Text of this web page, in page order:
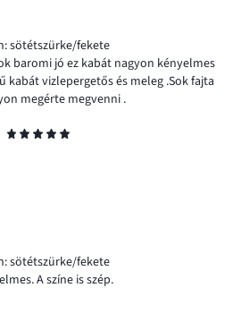
sötétszürke/fekete
baromi jó ez kabát nagyon kényelmes
vizlepergetős és meleg .Sok fajta
megérte megvenni .
sötétszürke/fekete
A színe is szép.